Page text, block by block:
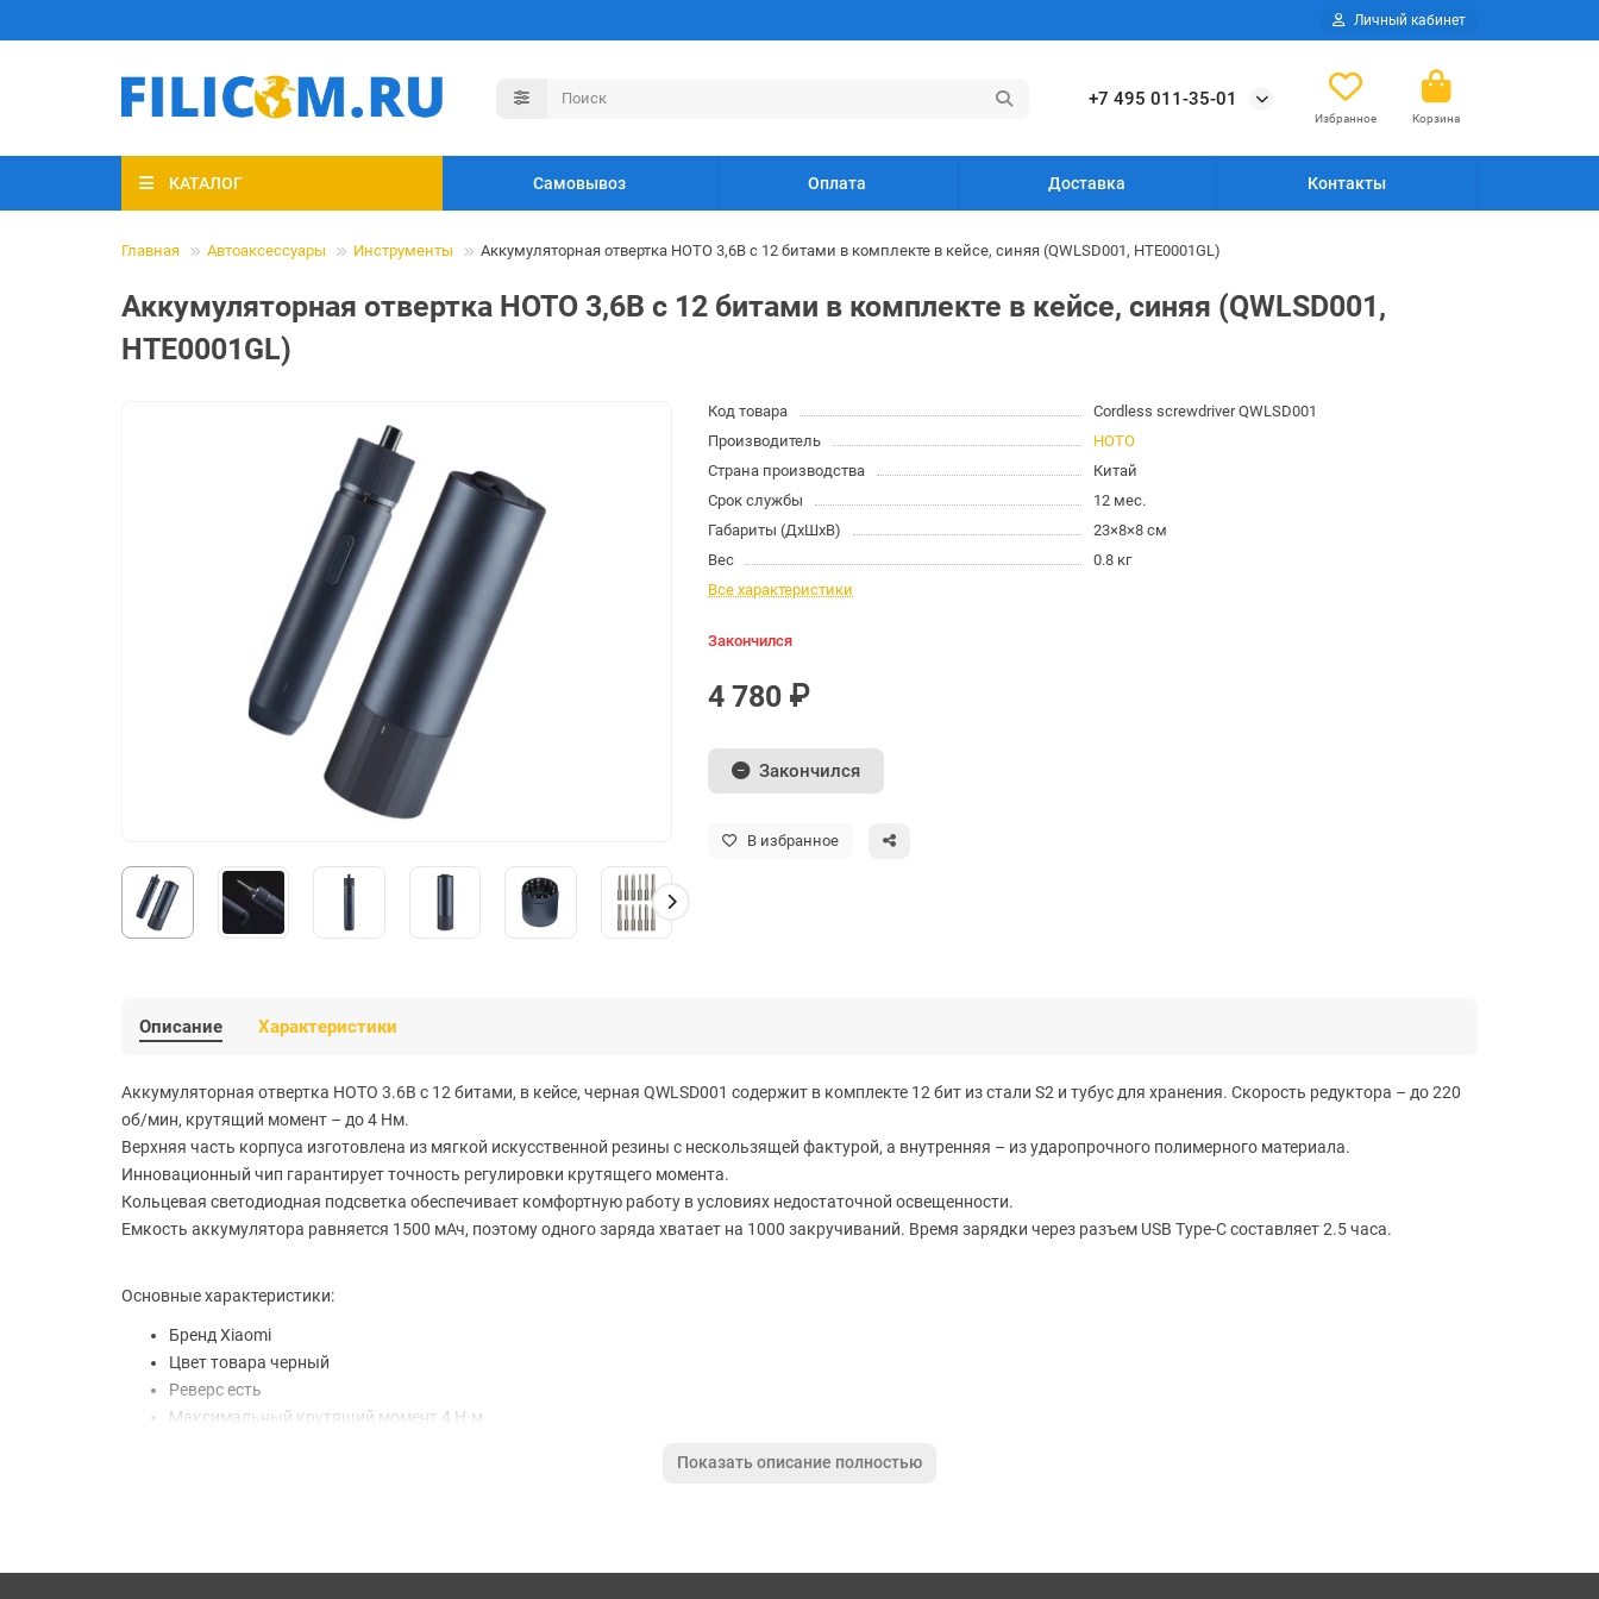
Личный кабинет
+7 495 011-35-01
Избранное Корзина
КАТАЛОГ Самовывоз Оплата Доставка Контакты
Главная Автоаксессуары Инструменты Аккумуляторная отвертка HOTO 3,6В с 12 битами в комплекте в кейсе, синяя (QWLSD001, HTE0001GL)
Аккумуляторная отвертка HOTO 3,6В с 12 битами в комплекте в кейсе, синяя (QWLSD001,
HTE0001GL)
Код товара
Cordless screwdriver QWLSD001
Производитель
HOTO
Страна производства
Китай
Срок службы
12 мес.
Габариты (ДхШхВ)
23×8×8 см
Вес
0.8 кг
Все характеристики
Закончился
4 780 ₽
Закончился
В избранное
Описание Характеристики
Аккумуляторная отвертка HOTO 3.6В с 12 битами, в кейсе, черная QWLSD001 содержит в комплекте 12 бит из стали S2 и тубус для хранения. Скорость редуктора – до 220
об/мин, крутящий момент – до 4 Нм.
Верхняя часть корпуса изготовлена из мягкой искусственной резины с нескользящей фактурой, а внутренняя – из ударопрочного полимерного материала.
Инновационный чип гарантирует точность регулировки крутящего момента.
Кольцевая светодиодная подсветка обеспечивает комфортную работу в условиях недостаточной освещенности.
Емкость аккумулятора равняется 1500 мАч, поэтому одного заряда хватает на 1000 закручиваний. Время зарядки через разъем USB Type-C составляет 2.5 часа.
Основные характеристики:
Бренд Xiaomi
Цвет товара черный
Реверс есть
Максимальный крутящий момент 4 Н·м
Показать описание полностью